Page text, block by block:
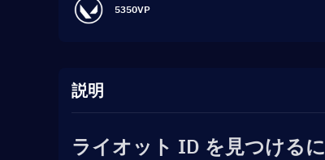
5350VP
説明
ライオット ID を見つける